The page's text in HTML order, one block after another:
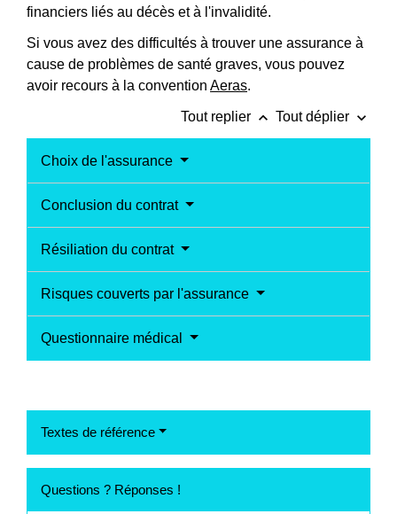
financiers liés au décès et à l'invalidité.
Si vous avez des difficultés à trouver une assurance à
cause de problèmes de santé graves, vous pouvez
avoir recours à la convention Aeras.
Tout replier keyboard_arrow_up Tout déplier keyboard_arrow_down
Choix de l'assurance
Conclusion du contrat
Résiliation du contrat
Risques couverts par l'assurance
Questionnaire médical
Textes de référence
Questions ? Réponses !